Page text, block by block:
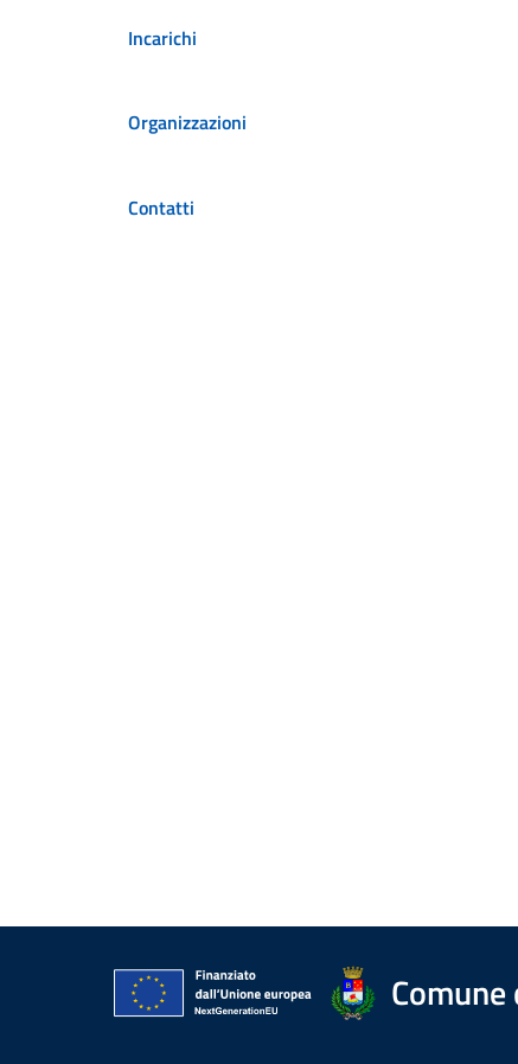
Incarichi
Organizzazioni
Contatti